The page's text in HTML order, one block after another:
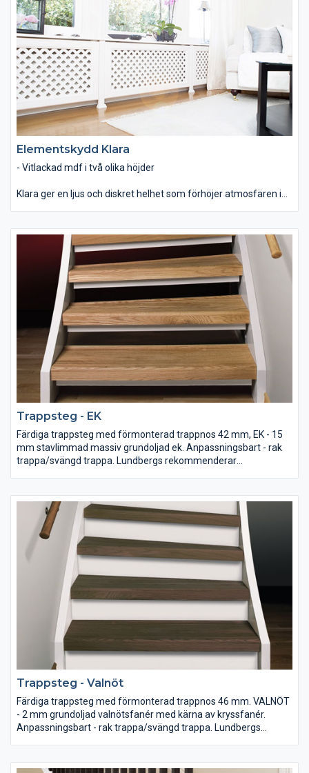
Elementskydd Klara
- Vitlackad mdf i två olika höjder
Klara ger en ljus och diskret helhet som förhöjer atmosfären i
stilar såsom shabby chic, lantligt eller klassiskt.
Trappsteg - EK
Färdiga trappsteg med förmonterad trappnos 42 mm, EK - 15
mm stavlimmad massiv grundoljad ek. Anpassningsbart - rak
trappa/svängd trappa. Lundbergs rekommenderar
Trappsteg - Valnöt
Färdiga trappsteg med förmonterad trappnos 46 mm. VALNÖT
- 2 mm grundoljad valnötsfanér med kärna av kryssfanér.
Anpassningsbart - rak trappa/svängd trappa. Lundbergs